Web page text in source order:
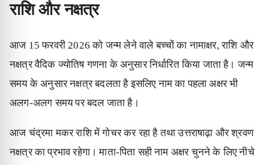
राशि और नक्षत्र
आज 15 फरवरी 2026 को जन्म लेने वाले बच्चों का नामाक्षर, राशि और
नक्षत्र वैदिक ज्योतिष गणना के अनुसार निर्धारित किया जाता है। जन्म
समय के अनुसार नक्षत्र बदलता है इसलिए नाम का पहला अक्षर भी
अलग-अलग समय पर बदल जाता है।
आज चंद्रमा मकर राशि में गोचर कर रहा है तथा उत्तराषाढ़ा और श्रवण
नक्षत्र का प्रभाव रहेगा। माता-पिता सही नाम अक्षर चुनने के लिए नीचे